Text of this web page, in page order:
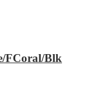
FCoral/Blk